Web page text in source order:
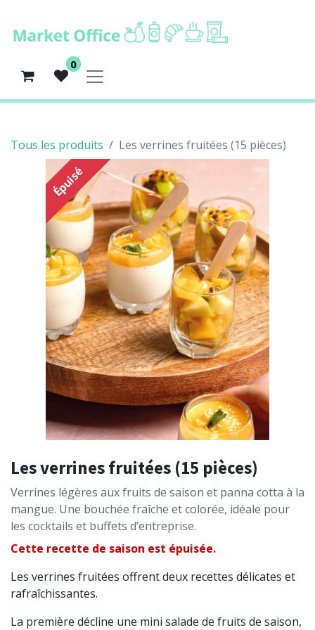
0
Tous les produits Les verrines fruitées (15 pièces)
Épuisé
Les verrines fruitées (15 pièces)
Verrines légères aux fruits de saison et panna cotta à la
mangue. Une bouchée fraîche et colorée, idéale pour
les cocktails et buffets d’entreprise.
Cette recette de saison est épuisée.
Les verrines fruitées offrent deux recettes délicates et
rafraîchissantes.
La première décline une mini salade de fruits de saison,